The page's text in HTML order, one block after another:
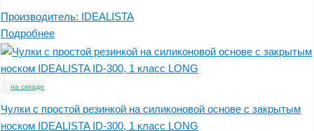
Производитель: IDEALISTA
Подробнее
на складе
Чулки с простой резинкой на силиконовой основе с закрытым
носком IDEALISTA ID-300, 1 класс LONG